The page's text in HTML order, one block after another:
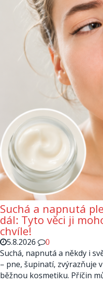
Suchá a napnutá
dál: Tyto věci ji
chvíle!
5.8.2026
0
Suchá, napnutá a někdy i
– pne, šupinatí, zvýrazňuje
běžnou kosmetiku. Příčin